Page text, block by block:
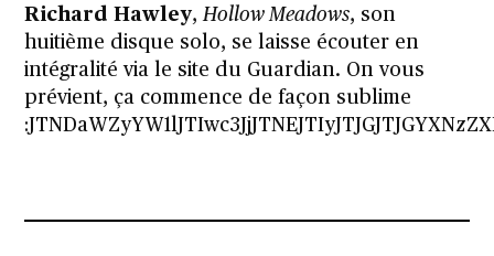
Richard Hawley,Hollow Meadows, son
huitième disque solo, se laisse écouter en
intégralité via le site du Guardian. On vous
prévient, ça commence de façon sublime